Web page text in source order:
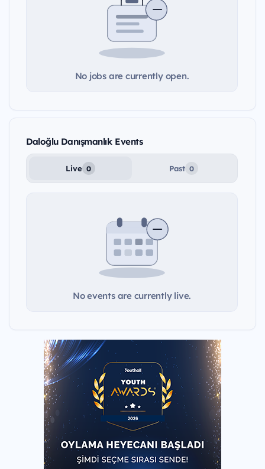
No jobs are currently open.
Daloğlu Danışmanlık Events
Live 0 Past 0
No events are currently live.